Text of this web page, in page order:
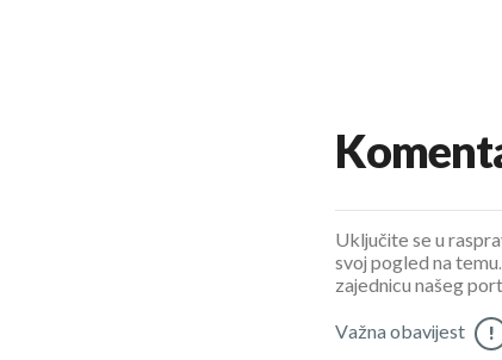
Uključite se u
svoj pogled na
zajednicu našeg
Važna obavijest !